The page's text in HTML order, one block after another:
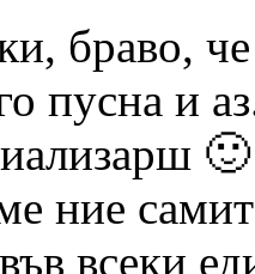
браво,
пусна и
ние
всеки